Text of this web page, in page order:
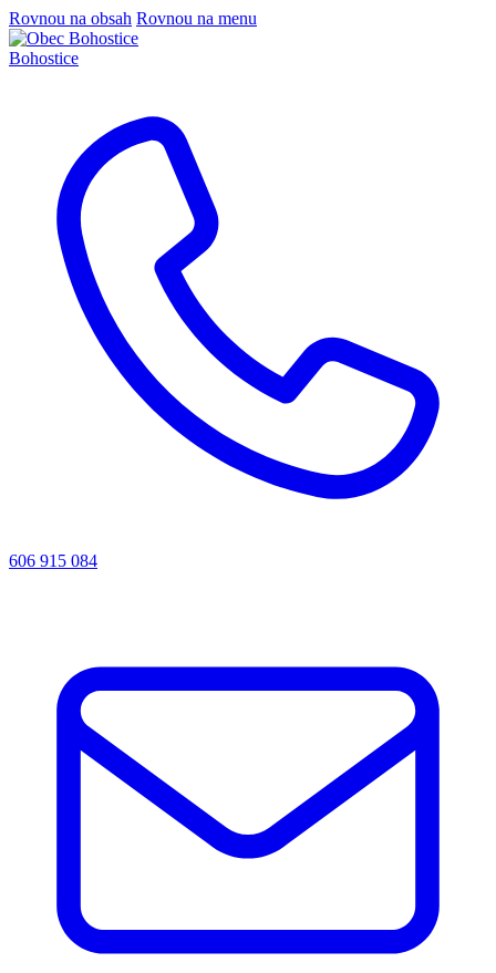
Rovnou na obsah Rovnou na menu
Bohostice
606 915 084